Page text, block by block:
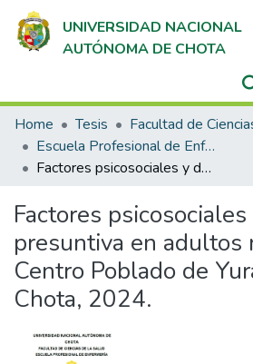
UNIVERSIDAD NACIONAL
AUTÓNOMA DE CHOTA
Communities & Collections
All of DSpace
Statistics
Home Tesis
Escuela Profesional de Enfermería
Factores psicosociales y depresión presuntiva en adultos mayores del Centro Poblado de Yuracyacu - Chota, 2024.
Factores
presuntiva en adultos
Centro Poblado de
Chota, 2024.